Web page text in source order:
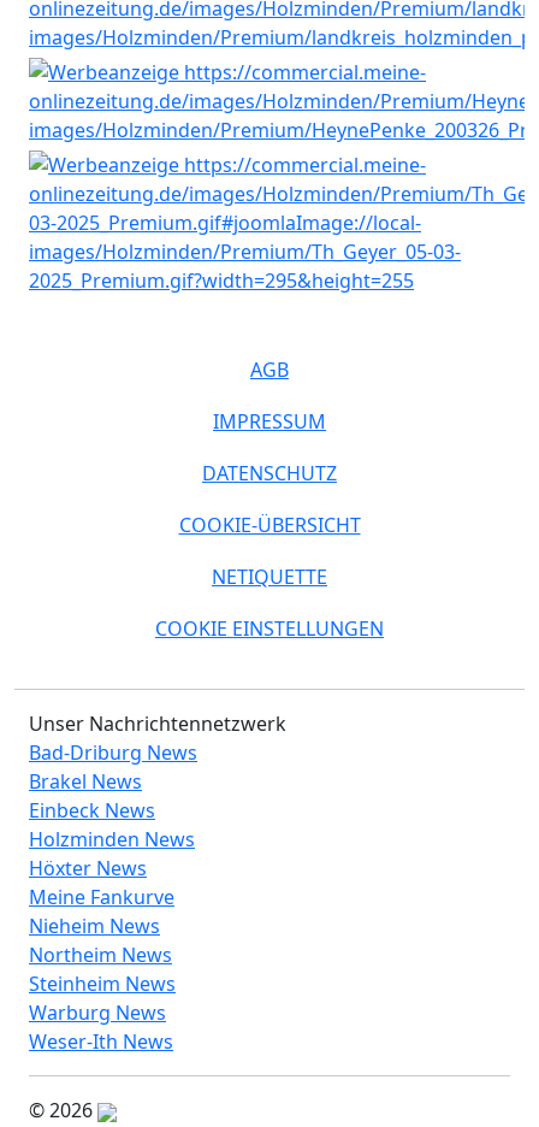
AGB
IMPRESSUM
DATENSCHUTZ
COOKIE-ÜBERSICHT
NETIQUETTE
COOKIE EINSTELLUNGEN
Unser Nachrichtennetzwerk
Bad-Driburg News
Brakel News
Einbeck News
Holzminden News
Höxter News
Meine Fankurve
Nieheim News
Northeim News
Steinheim News
Warburg News
Weser-Ith News
© 2026